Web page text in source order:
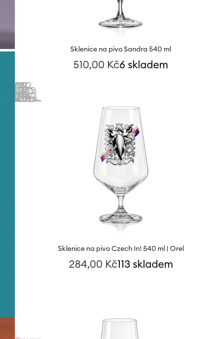
Sklenice na pivo Sandra 540 ml
510,00 Kč6 skladem
Sklenice na pivo Czech In! 540 ml | Orel
284,00 Kč113 skladem